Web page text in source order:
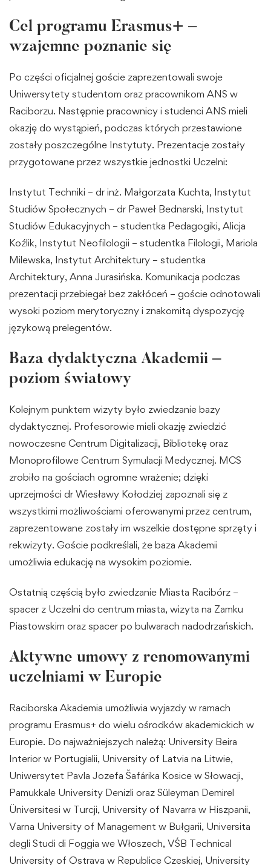
Cel programu Erasmus+ –
wzajemne poznanie się
Po części oficjalnej goście zaprezentowali swoje
Uniwersytety studentom oraz pracownikom ANS w
Raciborzu. Następnie pracownicy i studenci ANS mieli
okazję do wystąpień, podczas których przestawione
zostały poszczególne Instytuty. Prezentacje zostały
przygotowane przez wszystkie jednostki Uczelni:
Instytut Techniki – dr inż. Małgorzata Kuchta, Instytut
Studiów Społecznych – dr Paweł Bednarski, Instytut
Studiów Edukacyjnych – studentka Pedagogiki, Alicja
Koźlik, Instytut Neofilologii – studentka Filologii, Mariola
Milewska, Instytut Architektury – studentka
Architektury, Anna Jurasińska. Komunikacja podczas
prezentacji przebiegał bez zakłóceń – goście odnotowali
wysoki poziom merytoryczny i znakomitą dyspozycję
językową prelegentów.
Baza dydaktyczna Akademii –
poziom światowy
Kolejnym punktem wizyty było zwiedzanie bazy
dydaktycznej. Profesorowie mieli okazję zwiedzić
nowoczesne Centrum Digitalizacji, Bibliotekę oraz
Monoprofilowe Centrum Symulacji Medycznej. MCS
zrobiło na gościach ogromne wrażenie; dzięki
uprzejmości dr Wiesławy Kołodziej zapoznali się z
wszystkimi możliwościami oferowanymi przez centrum,
zaprezentowane zostały im wszelkie dostępne sprzęty i
rekwizyty. Goście podkreślali, że baza Akademii
umożliwia edukację na wysokim poziomie.
Ostatnią częścią było zwiedzanie Miasta Racibórz –
spacer z Uczelni do centrum miasta, wizyta na Zamku
Piastowskim oraz spacer po bulwarach nadodrzańskich.
Aktywne umowy z renomowanymi
uczelniami w Europie
Raciborska Akademia umożliwia wyjazdy w ramach
programu Erasmus+ do wielu ośrodków akademickich w
Europie. Do najważniejszych należą: University Beira
Interior w Portugialii, University of Latvia na Litwie,
Uniwersytet Pavla Jozefa Šafárika Kosice w Słowacji,
Pamukkale University Denizli oraz Süleyman Demirel
Üniversitesi w Turcji, University of Navarra w Hiszpanii,
Varna University of Management w Bułgarii, Universita
degli Studi di Foggia we Włoszech, VŚB Technical
University of Ostrava w Republice Czeskiej, University